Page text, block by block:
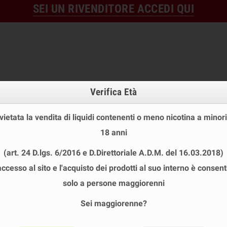
SEI UN RIVENDITORE ACCEDI QUI
USA E GETTA LIQUIDI PRONTI SHOT E
FUORI PRODUZIONE chevron_right Twisted Kanzee Aroma Concentrato 10ml
Verifica Età
la vendita di liquidi contenenti o meno nicotina a
18 anni
(art. 24 D.lgs. 6/2016 e D.Direttoriale A.D.M. del 16.03.2018)
al sito e l'acquisto dei prodotti al suo interno è
solo a persone maggiorenni
Sei maggiorenne?